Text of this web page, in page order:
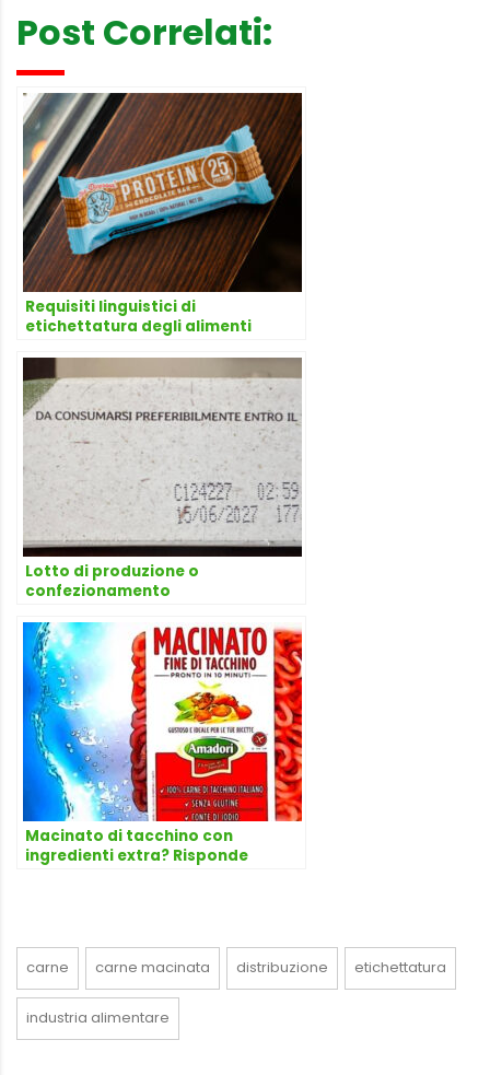
Post Correlati:
Requisiti linguistici di
etichettatura degli alimenti
Lotto di produzione o
confezionamento
Macinato di tacchino con
ingredienti extra? Risponde
carne carne macinata distribuzione etichettatura
industria alimentare